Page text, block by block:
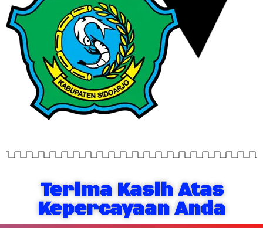
Terima Kasih Atas
Kepercayaan Anda